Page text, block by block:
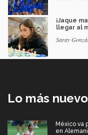
¡Jaque
llegar al
Saray
Lo más nuevo
México va
en